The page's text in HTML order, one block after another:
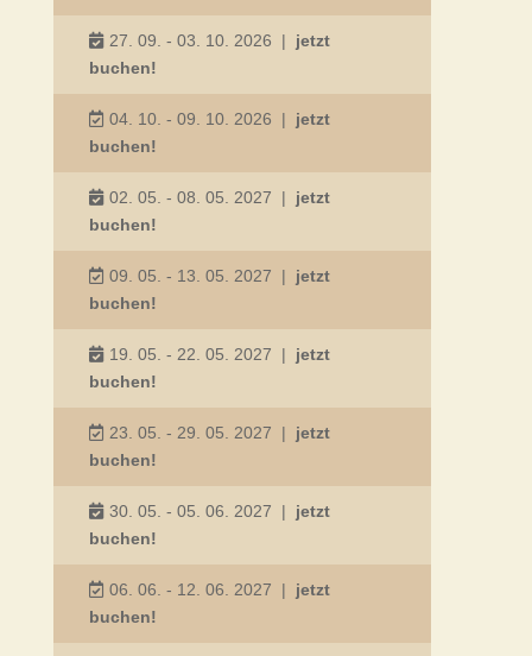
27. 09. - 03. 10. 2026 | jetzt
buchen!
04. 10. - 09. 10. 2026 | jetzt
buchen!
02. 05. - 08. 05. 2027 | jetzt
buchen!
09. 05. - 13. 05. 2027 | jetzt
buchen!
19. 05. - 22. 05. 2027 | jetzt
buchen!
23. 05. - 29. 05. 2027 | jetzt
buchen!
30. 05. - 05. 06. 2027 | jetzt
buchen!
06. 06. - 12. 06. 2027 | jetzt
buchen!